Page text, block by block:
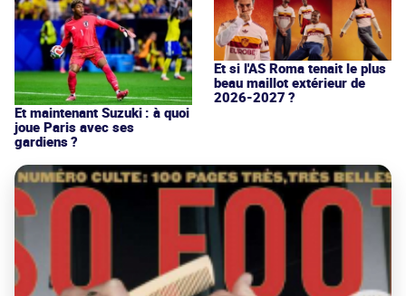
Et maintenant Suzuki : à quoi
joue Paris avec ses
gardiens ?
Et si l'AS Roma tenait le plus
beau maillot extérieur de
2026-2027 ?